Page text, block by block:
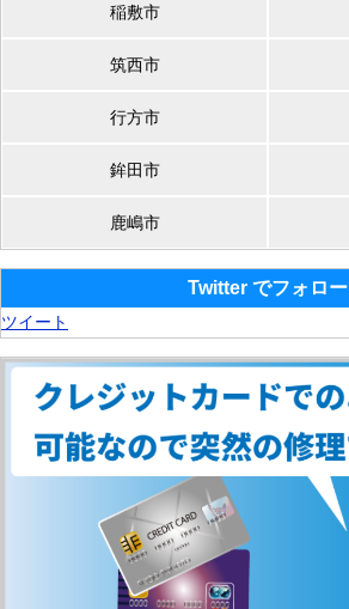
稲敷市
筑西市
行方市
鉾田市
鹿嶋市
Twitter でフォロー
ツイート